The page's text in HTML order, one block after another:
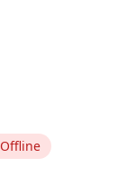
Offline